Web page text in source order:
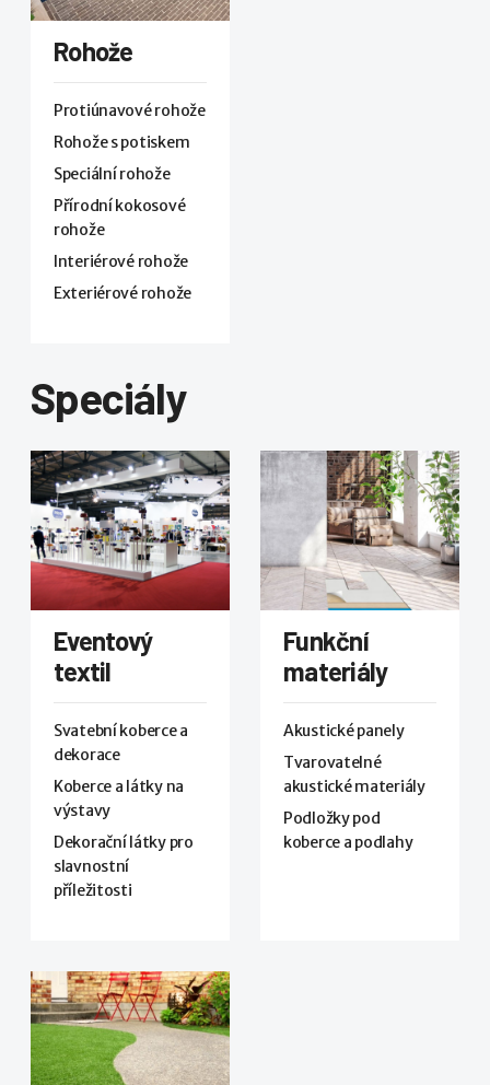
Rohože
Protiúnavové rohože
Rohože s potiskem
Speciální rohože
Přírodní kokosové
rohože
Interiérové rohože
Exteriérové rohože
Speciály
Eventový
textil
Svatební koberce a
dekorace
Koberce a látky na
výstavy
Dekorační látky pro
slavnostní
příležitosti
Funkční
materiály
Akustické panely
Tvarovatelné
akustické materiály
Podložky pod
koberce a podlahy